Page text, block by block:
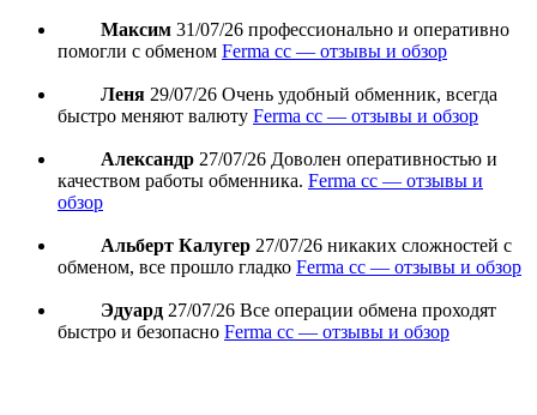
Максим 31/07/26 профессионально и оперативно
помогли с обменом Ferma cc — отзывы и обзор
Леня 29/07/26 Очень удобный обменник, всегда
быстро меняют валюту Ferma cc — отзывы и обзор
Александр 27/07/26 Доволен оперативностью и
качеством работы обменника. Ferma cc — отзывы и
обзор
Альберт Калугер 27/07/26 никаких сложностей с
обменом, все прошло гладко Ferma cc — отзывы и обзор
Эдуард 27/07/26 Все операции обмена проходят
быстро и безопасно Ferma cc — отзывы и обзор